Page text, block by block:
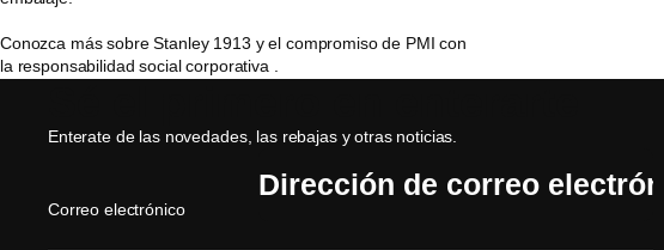
Conozca más sobre Stanley 1913 y el compromiso de PMI con
la responsabilidad social corporativa .
Enterate de las novedades, las rebajas y otras noticias.
Correo electrónico